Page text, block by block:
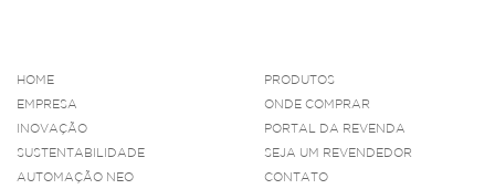
HOME
EMPRESA
INOVAÇÃO
SUSTENTABILIDADE
AUTOMAÇÃO NEO
PRODUTOS
ONDE COMPRAR
PORTAL DA REVENDA
SEJA UM REVENDEDOR
CONTATO